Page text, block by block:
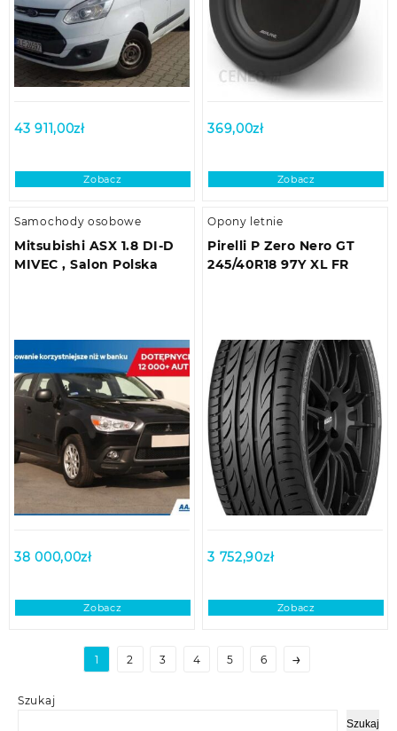
Szukaj
Szukaj
43 911,00zł
Zobacz
369,00zł
Zobacz
Samochody osobowe
Mitsubishi ASX 1.8 DI-D
MIVEC , Salon Polska
38 000,00zł
Zobacz
Opony letnie
Pirelli P Zero Nero GT
245/40R18 97Y XL FR
3 752,90zł
Zobacz
1 2 3 4 5 6 →